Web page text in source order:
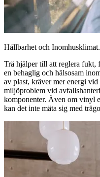
Hållbarhet och Inomhusklimat.
Trä hjälper till att reglera fukt,
en behaglig och hälsosam
av plast, kräver mer energi
miljöproblem vid
komponenter. Även om vinyl
kan det inte mäta sig med